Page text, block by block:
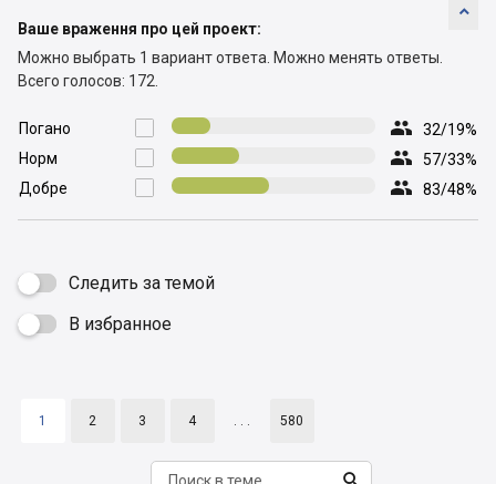

Ваше враження про цей проект:
Можно выбрать 1 вариант ответа. Можно менять ответы.
Всего голосов: 172.

Погано  32/19%

Норм  57/33%

Добре  83/48%
Следить за темой
 В избранное
1 2 3 4 . . . 580